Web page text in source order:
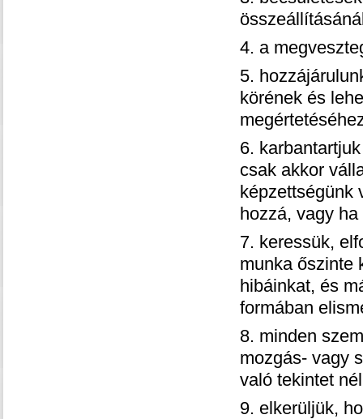
4. a
5.
körének és
6.
csak akkor
képzettségünk
hozzá, vagy
7. keressük,
munka őszinte
hibáinkat, és
formában
8. minden
mozgás- vagy
való tekintet
9. elkerüljük,